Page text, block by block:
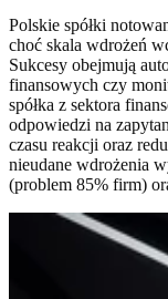
Polskie spółki
choć skala wdrożeń
Sukcesy obejmują
finansowych czy
spółka z sektora
odpowiedzi na
czasu reakcji oraz
nieudane wdrożenia
(problem 85% firm)